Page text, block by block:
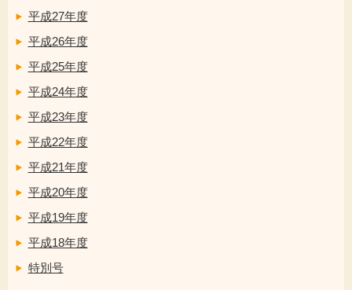
平成27年度
平成26年度
平成25年度
平成24年度
平成23年度
平成22年度
平成21年度
平成20年度
平成19年度
平成18年度
特別号